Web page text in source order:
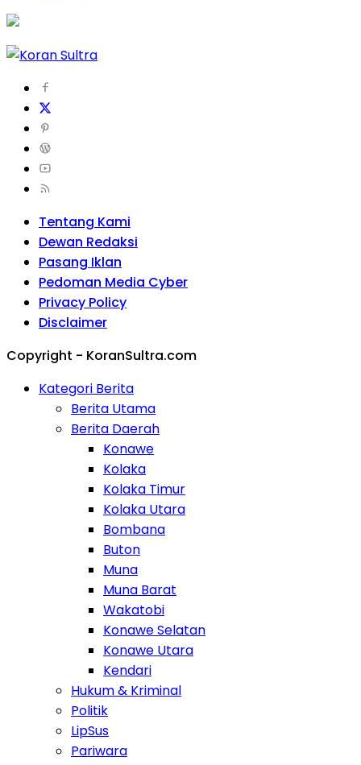
Tentang Kami
Dewan Redaksi
Pasang Iklan
Pedoman Media Cyber
Privacy Policy
Disclaimer
Copyright - KoranSultra.com
Kategori Berita
Berita Utama
Berita Daerah
Konawe
Kolaka
Kolaka Timur
Kolaka Utara
Bombana
Buton
Muna
Muna Barat
Wakatobi
Konawe Selatan
Konawe Utara
Kendari
Hukum & Kriminal
Politik
LipSus
Pariwara